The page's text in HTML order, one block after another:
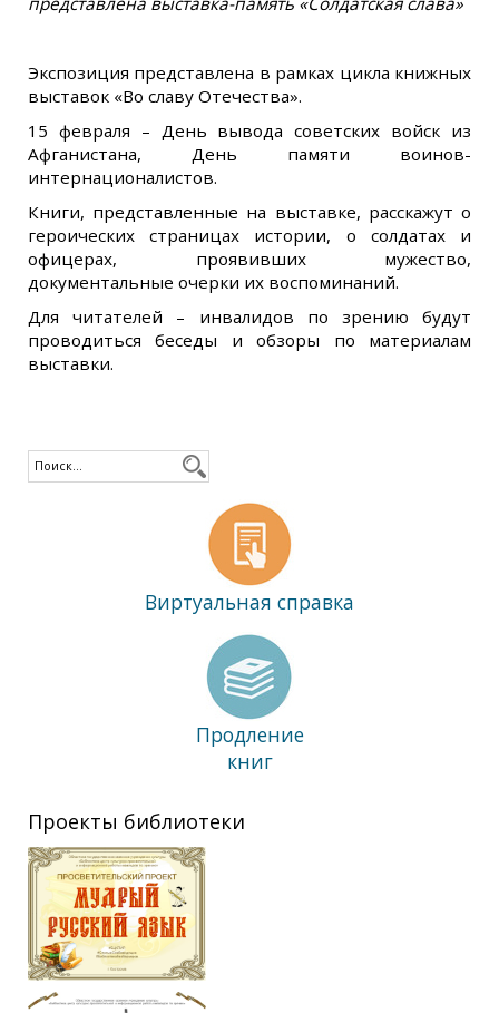
Экспозиция представлена в рамках цикла книжных
выставок «Во славу Отечества».
15 февраля – День вывода советских войск из
Афганистана, День памяти воинов-
интернационалистов.
Книги, представленные на выставке, расскажут о
героических страницах истории, о солдатах и
офицерах, проявивших мужество,
документальные очерки их воспоминаний.
Для читателей – инвалидов по зрению будут
проводиться беседы и обзоры по материалам
выставки.
Виртуальная справка
Продление
книг
Проекты библиотеки